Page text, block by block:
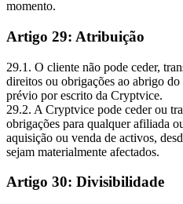
momento.
Artigo 29: Atribuição
29.1. O cliente não pode ceder,
direitos ou obrigações ao abrigo
prévio por escrito da Cryptvice.
29.2. A Cryptvice pode ceder ou
obrigações para qualquer afiliada
aquisição ou venda de activos,
sejam materialmente afectados.
Artigo 30: Divisibilidade